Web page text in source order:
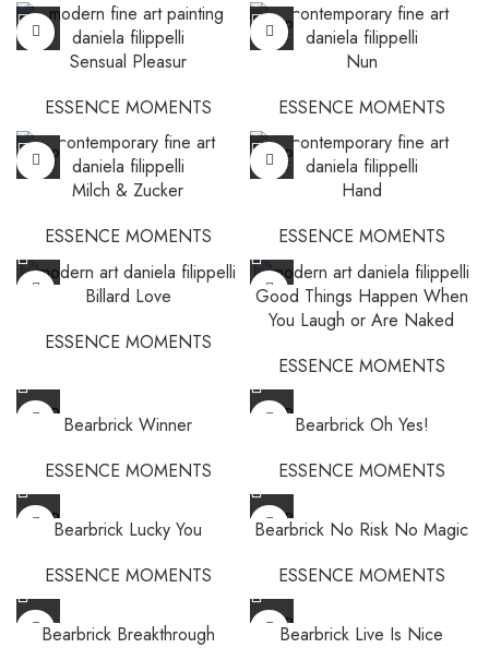
Sensual Pleasur
ESSENCE MOMENTS
SOLD
OUT
Nun
ESSENCE MOMENTS
SOLD
OUT
Milch & Zucker
ESSENCE MOMENTS
SOLD
OUT
Hand
ESSENCE MOMENTS
Billard Love
ESSENCE MOMENTS
Good Things Happen When
You Laugh or Are Naked
ESSENCE MOMENTS
SOLD
Bearbrick Winner
ESSENCE MOMENTS
SOLD
Bearbrick Oh Yes!
ESSENCE MOMENTS
SOLD
Bearbrick Lucky You
ESSENCE MOMENTS
SOLD
OUT
Bearbrick No Risk No Magic
ESSENCE MOMENTS
Bearbrick Breakthrough
SOLD
OUTBearbrick Live Is Nice